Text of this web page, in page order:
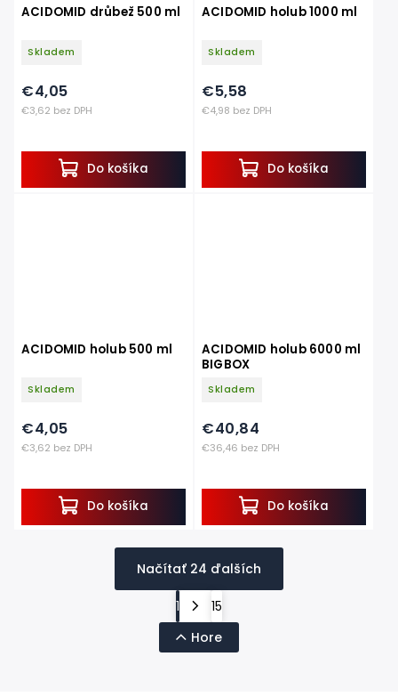
ACIDOMID drůbež 500 ml
Skladem
€3,62 bez DPH
€4,05
Do košíka
ACIDOMID holub 1000 ml
Skladem
€4,98 bez DPH
€5,58
Do košíka
ACIDOMID holub 500 ml
Skladem
€3,62 bez DPH
€4,05
Do košíka
ACIDOMID holub 6000 ml
BIGBOX
Skladem
€36,46 bez DPH
€40,84
Do košíka
Načítať 24 ďalších
1
15
Hore